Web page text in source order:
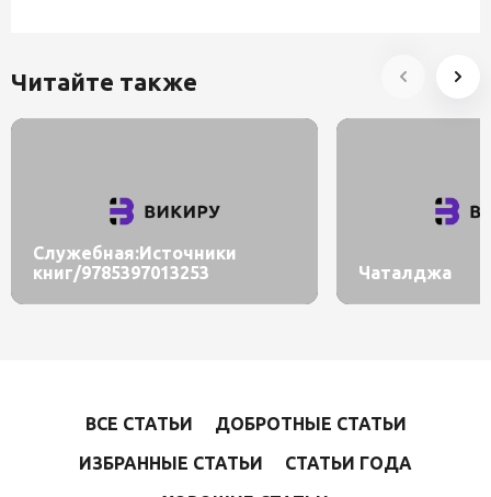
Читайте также
Служебная:Источники
книг/9785397013253
Чаталджа
ВСЕ СТАТЬИ
ДОБРОТНЫЕ СТАТЬИ
ИЗБРАННЫЕ СТАТЬИ
СТАТЬИ ГОДА